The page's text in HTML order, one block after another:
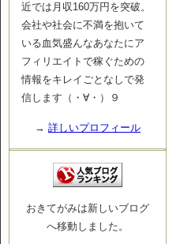
近では月収160万円を突破。
会社や社会に不満を抱いて
いる血気盛んなあなたにア
フィリエイトで稼ぐための
情報をキレイごとなしで発
信します（・∀・）９
→ 詳しいプロフィール
おきてがみは新しいブログ
へ移動しました。